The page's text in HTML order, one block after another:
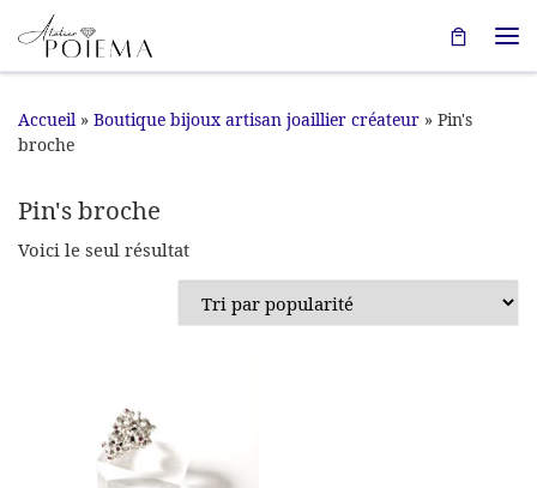
Passer au contenu
Accueil » Boutique bijoux artisan joaillier créateur » Pin's
broche
Pin's broche
Voici le seul résultat